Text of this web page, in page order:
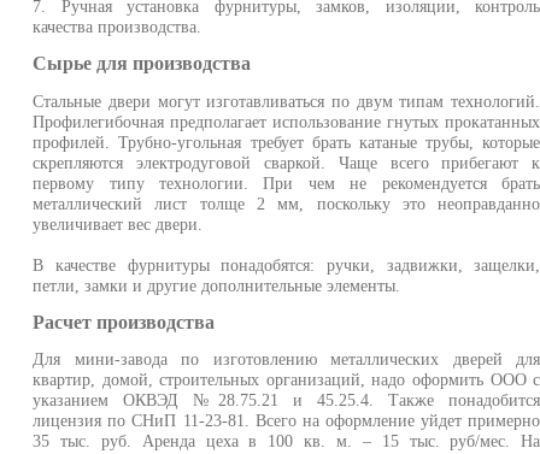
7. Ручная установка фурнитуры, замков, изоляции, контроль
качества производства.
Сырье для производства
Стальные двери могут изготавливаться по двум типам технологий.
Профилегибочная предполагает использование гнутых прокатанных
профилей. Трубно-угольная требует брать катаные трубы, которые
скрепляются электродуговой сваркой. Чаще всего прибегают к
первому типу технологии. При чем не рекомендуется брать
металлический лист толще 2 мм, поскольку это неоправданно
увеличивает вес двери.
В качестве фурнитуры понадобятся: ручки, задвижки, защелки,
петли, замки и другие дополнительные элементы.
Расчет производства
Для мини-завода по изготовлению металлических дверей для
квартир, домой, строительных организаций, надо оформить ООО с
указанием ОКВЭД №28.75.21 и 45.25.4. Также понадобится
лицензия по СНиП 11-23-81. Всего на оформление уйдет примерно
35 тыс. руб. Аренда цеха в 100 кв. м. – 15 тыс. руб/мес. На